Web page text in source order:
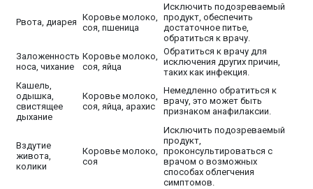
Рвота, диарея Коровье молоко,
соя, пшеница
Исключить подозреваемый
продукт, обеспечить
достаточное питье,
обратиться к врачу.
Заложенность
носа, чихание
Коровье молоко,
соя, яйца
Обратиться к врачу для
исключения других причин,
таких как инфекция.
Кашель,
одышка,
свистящее
дыхание
Коровье молоко,
соя, яйца, арахис
Немедленно обратиться к
врачу, это может быть
признаком анафилаксии.
Вздутие
живота,
колики
Коровье молоко,
соя
Исключить подозреваемый
продукт,
проконсультироваться с
врачом о возможных
способах облегчения
симптомов.